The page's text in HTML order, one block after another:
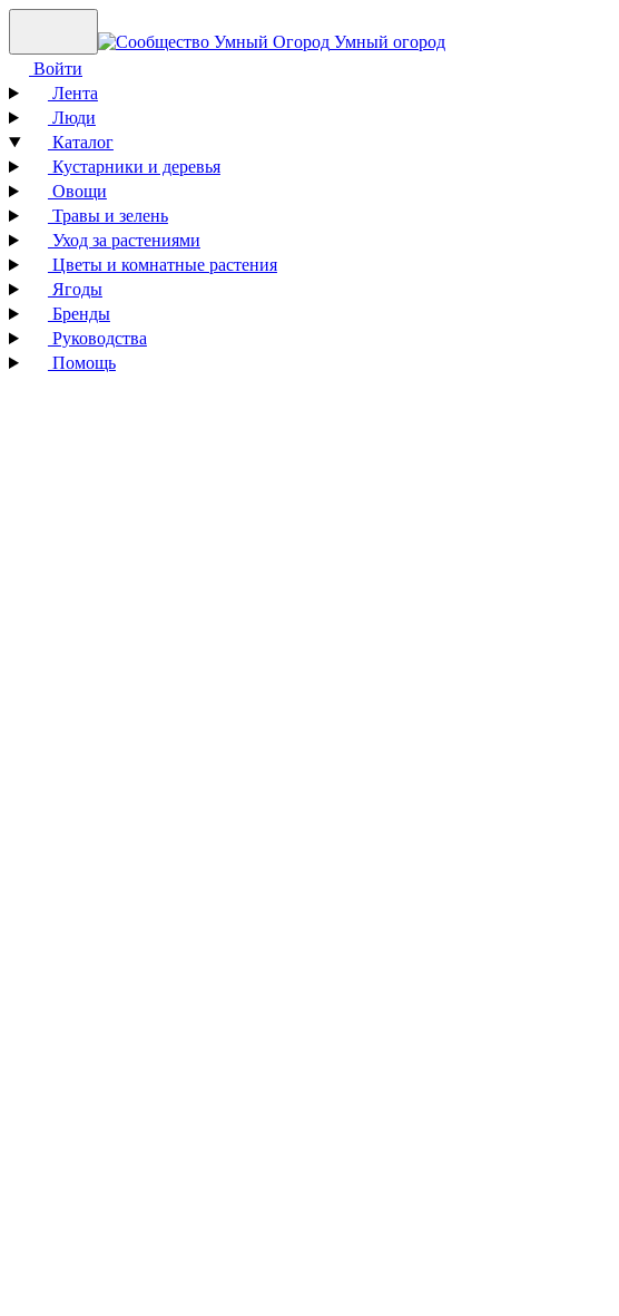
Умный огород
Войти
Лента
Люди
Каталог
Кустарники и деревья
Овощи
Травы и зелень
Уход за растениями
Цветы и комнатные растения
Ягоды
Бренды
Руководства
Помощь